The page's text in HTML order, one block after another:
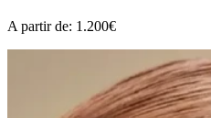
A partir de: 1.200€